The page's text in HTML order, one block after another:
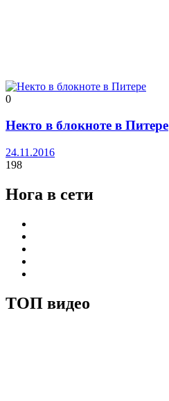
0
Некто в блокноте в Питере
24.11.2016
198
Нога в сети
ТОП видео